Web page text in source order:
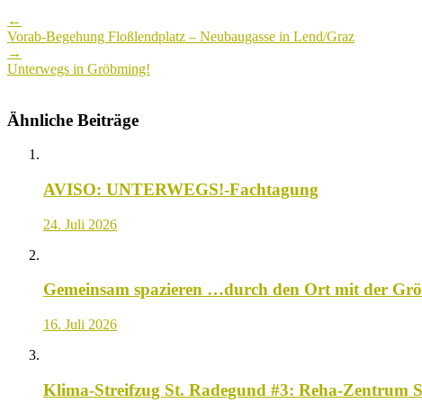
navigation
←
Vorab-Begehung Floßlendplatz – Neubaugasse in Lend/Graz
→
Unterwegs in Gröbming!
Ähnliche Beiträge
AVISO: UNTERWEGS!-Fachtagung
24. Juli 2026
Gemeinsam spazieren …durch den Ort mit der
16. Juli 2026
Klima-Streifzug St. Radegund #3: Reha-Zentrum